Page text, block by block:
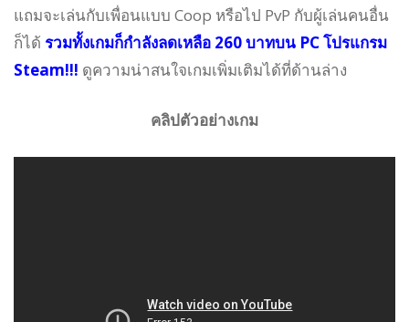
แถมจะเล่นกับเพื่อนแบบ Coop หรือไป PvP กับผู้เล่นคนอื่น
ก็ได้ รวมทั้งเกมก็กำลังลดเหลือ 260 บาทบน PC โปรแกรม
Steam!!! ดูความน่าสนใจเกมเพิ่มเติมได้ที่ด้านล่าง
คลิปตัวอย่างเกม